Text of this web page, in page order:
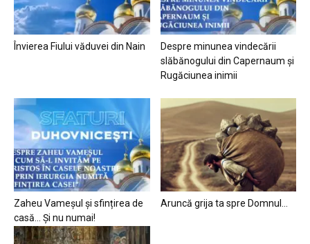
Învierea Fiului văduvei din Nain
Despre minunea vindecării
slăbănogului din Capernaum și
Rugăciunea inimii
Zaheu Vameșul și sfințirea de
casă… Și nu numai!
Aruncă grija ta spre Domnul…